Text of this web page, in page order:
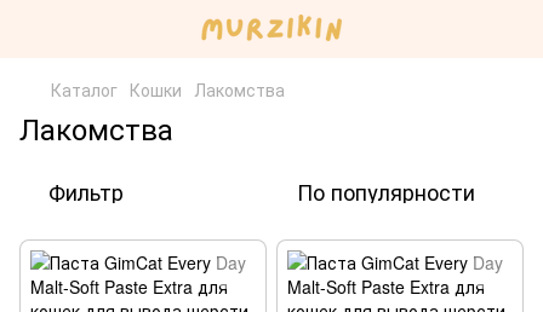
Каталог Кошки Лакомства
Лакомства
Фильтр По популярности